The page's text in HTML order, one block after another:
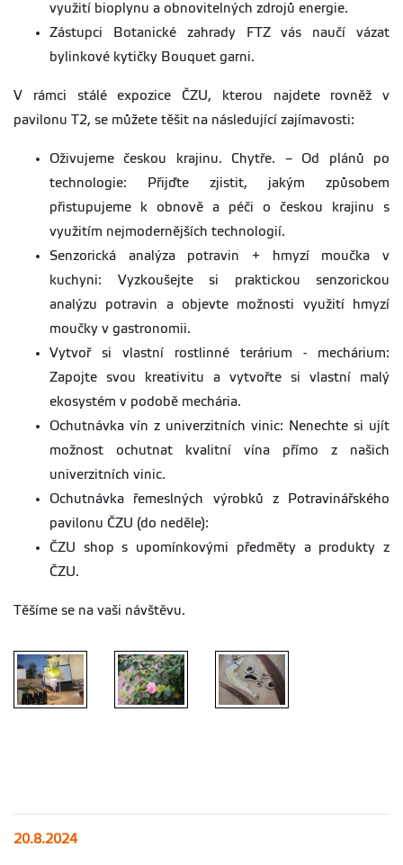
využití bioplynu a obnovitelných zdrojů energie.
Zástupci Botanické zahrady FTZ vás naučí vázat
bylinkové kytičky Bouquet garni.
V rámci stálé expozice ČZU, kterou najdete rovněž v
pavilonu T2, se můžete těšit na následující zajímavosti:
Oživujeme českou krajinu. Chytře. – Od plánů po
technologie: Přijďte zjistit, jakým způsobem
přistupujeme k obnově a péči o českou krajinu s
využitím nejmodernějších technologií.
Senzorická analýza potravin + hmyzí moučka v
kuchyni: Vyzkoušejte si praktickou senzorickou
analýzu potravin a objevte možnosti využití hmyzí
moučky v gastronomii.
Vytvoř si vlastní rostlinné terárium - mechárium:
Zapojte svou kreativitu a vytvořte si vlastní malý
ekosystém v podobě mechária.
Ochutnávka vín z univerzitních vinic: Nenechte si ujít
možnost ochutnat kvalitní vína přímo z našich
univerzitních vinic.
Ochutnávka řemeslných výrobků z Potravinářského
pavilonu ČZU (do neděle):
ČZU shop s upomínkovými předměty a produkty z
ČZU.
Těšíme se na vaši návštěvu.
20.8.2024